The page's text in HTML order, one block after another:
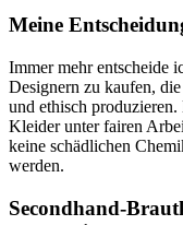
Meine
Immer mehr entscheide
Designern zu kaufen,
und ethisch produzieren.
Kleider unter fairen
keine schädlichen
werden.
Secondhand-